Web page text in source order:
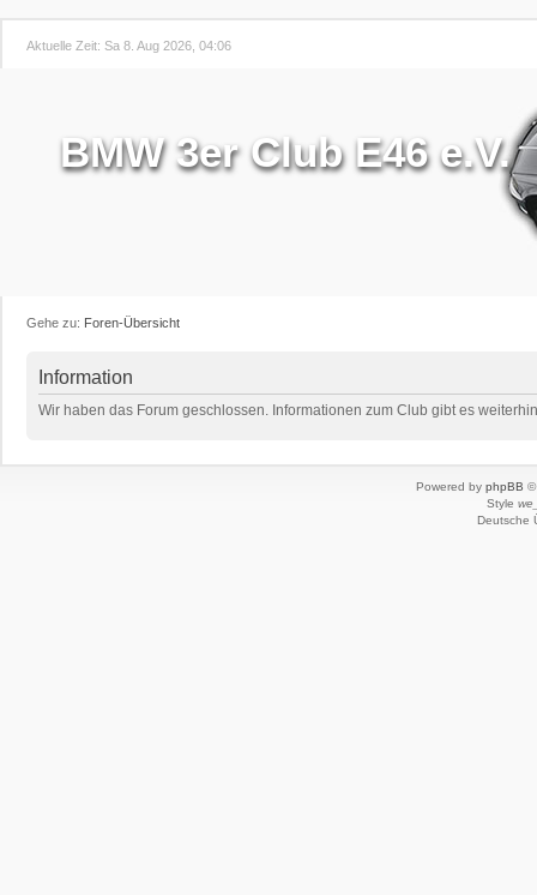
Aktuelle Zeit: Sa 8. Aug 2026, 04:06
BMW 3er Club E46 e.V.
Gehe zu: Foren-Übersicht
Information
Wir haben das Forum geschlossen. Informationen zum Club gibt es
Powered by phpBB ©
Style
Deutsche